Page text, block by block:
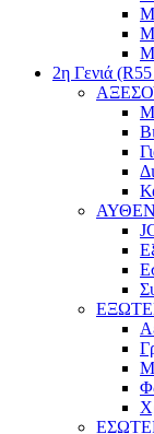
2η Γενιά